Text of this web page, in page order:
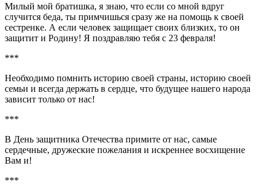
Милый мой братишка, я знаю, что если со мной вдруг
случится беда, ты примчишься сразу же на помощь к своей
сестренке. А если человек защищает своих близких, то он
защитит и Родину! Я поздравляю тебя с 23 февраля!
***
Необходимо помнить историю своей страны, историю своей
семьи и всегда держать в сердце, что будущее нашего народа
зависит только от нас!
***
В День защитника Отечества примите от нас, самые
сердечные, дружеские пожелания и искреннее восхищение
Вам и!
***